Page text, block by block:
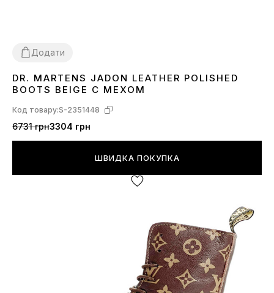
Додати
36 373839
DR. MARTENS JADON LEATHER POLISHED
BOOTS BEIGE С МЕХОМ
Код товару:S-2351448
6731 грн3304 грн
ШВИДКА ПОКУПКА